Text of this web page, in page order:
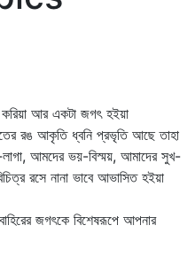
করিয়া আর একটা জগৎ হইয়া
রঙ আকৃতি ধ্বনি প্রভৃতি আছে তাহা
লাগা, আমদের ভয়-বিস্ময়, আমাদের সুখ-
রসে নানা ভাবে আভাসিত হইয়া
জগৎকে বিশেষরূপে আপনার